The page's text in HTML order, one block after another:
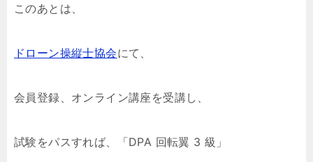
このあとは、
ドローン操縦士協会にて、
会員登録、オンライン講座を受講し、
試験をパスすれば、「DPA 回転翼 3 級」